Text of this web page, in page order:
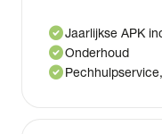
check_circleJaarlijkse APK
check_circleOnderhoud
check_circle